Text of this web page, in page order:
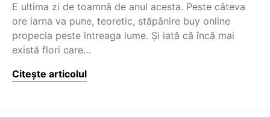
E ultima zi de toamnă de anul acesta. Peste câteva
ore iarna va pune, teoretic, stăpânire buy online
propecia peste întreaga lume. Şi iată că încă mai
există flori care…
Citește articolul